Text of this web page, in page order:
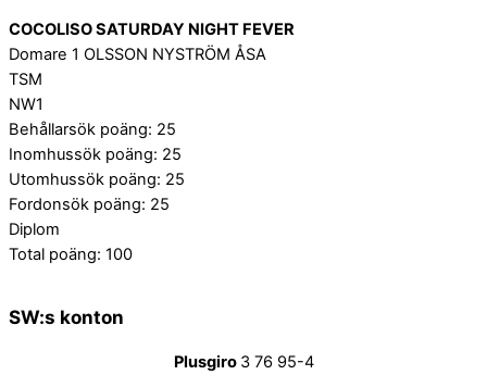
COCOLISO SATURDAY NIGHT FEVER
Domare 1 OLSSON NYSTRÖM ÅSA
TSM
NW1
Behållarsök poäng: 25
Inomhussök poäng: 25
Utomhussök poäng: 25
Fordonsök poäng: 25
Diplom
Total poäng: 100
SW:s konton
Plusgiro 3 76 95-4